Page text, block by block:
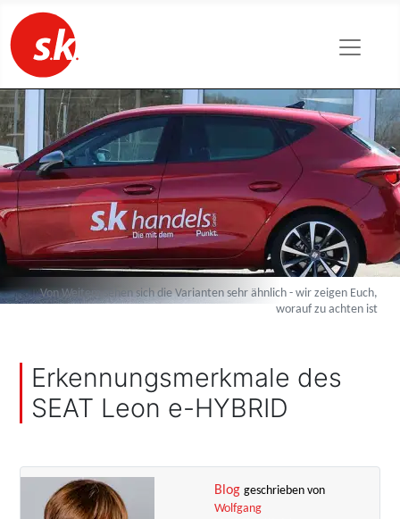
Von Weitem sehen sich die Varianten sehr ähnlich - wir zeigen Euch,
worauf zu achten ist
Erkennungsmerkmale des
SEAT Leon e-HYBRID
Blog geschrieben von
Wolfgang